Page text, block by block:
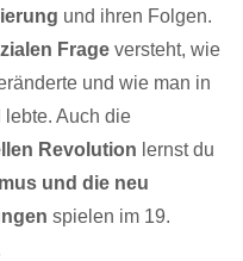
und ihren Folgen.
Frage versteht, wie
und wie man in
Auch die
Revolution lernst du
und die neu
spielen im 19.